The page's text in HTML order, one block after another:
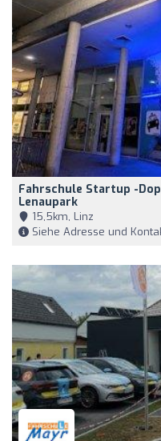
Fahrschule Startup -
Lenaupark
15,5km, Linz
Siehe Adresse und